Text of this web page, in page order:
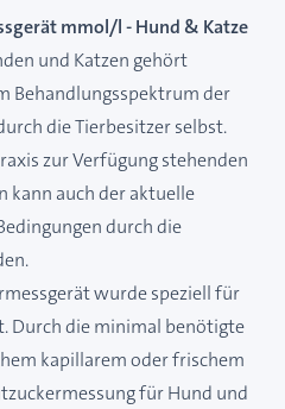
mmol/l - Hund & Katze
und Katzen gehört
Behandlungsspektrum der
die Tierbesitzer selbst.
zur Verfügung stehenden
kann auch der aktuelle
durch die
wurde speziell für
Durch die minimal benötigte
kapillarem oder frischem
für Hund und